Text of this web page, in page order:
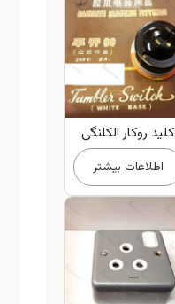
کلید روکار الکلنگی
اطلاعات بیشتر